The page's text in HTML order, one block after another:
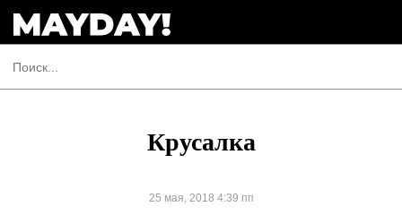
Крусалка
25 мая, 2018 4:39 пп